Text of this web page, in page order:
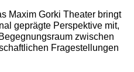
Maxim Gorki Theater bringt
geprägte Perspektive mit,
zwischen
Fragestellungen